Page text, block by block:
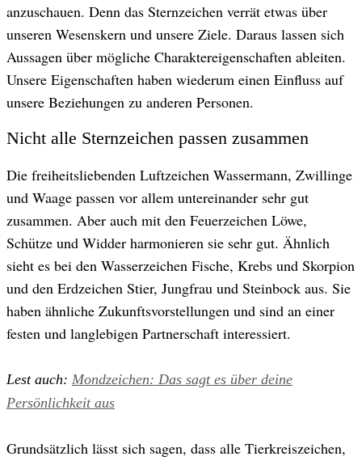
anzuschauen. Denn das Sternzeichen verrät etwas über
unseren Wesenskern und unsere Ziele. Daraus lassen sich
Aussagen über mögliche Charaktereigenschaften ableiten.
Unsere Eigenschaften haben wiederum einen Einfluss auf
unsere Beziehungen zu anderen Personen.
Nicht alle Sternzeichen passen zusammen
Die freiheitsliebenden Luftzeichen Wassermann, Zwillinge
und Waage passen vor allem untereinander sehr gut
zusammen. Aber auch mit den Feuerzeichen Löwe,
Schütze und Widder harmonieren sie sehr gut. Ähnlich
sieht es bei den Wasserzeichen Fische, Krebs und Skorpion
und den Erdzeichen Stier, Jungfrau und Steinbock aus. Sie
haben ähnliche Zukunftsvorstellungen und sind an einer
festen und langlebigen Partnerschaft interessiert.
Lest auch: Mondzeichen: Das sagt es über deine
Persönlichkeit aus
Grundsätzlich lässt sich sagen, dass alle Tierkreiszeichen,